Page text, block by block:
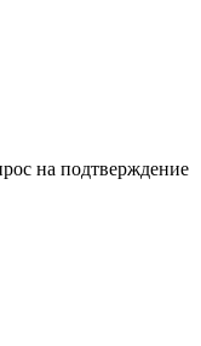
на подтверждение